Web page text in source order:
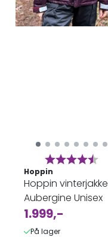
Karakter:
Hoppin
Hoppin vinterjakke
Aubergine Unisex
1.999,-
På lager